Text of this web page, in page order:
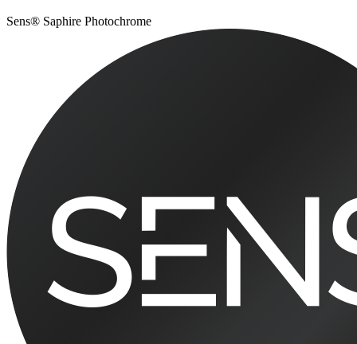
Sens® Saphire Photochrome